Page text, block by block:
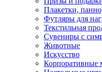
Плакетки,
Футляры для
Текстильная
Сувениры с
Животные
Искусство
Корпоративные